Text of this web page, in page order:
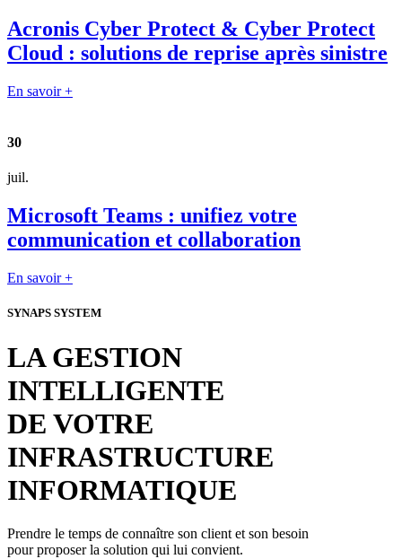
Acronis Cyber Protect & Cyber Protect
Cloud : solutions de reprise après sinistre
En savoir +
30
juil.
Microsoft Teams : unifiez votre
communication et collaboration
En savoir +
SYNAPS SYSTEM
LA GESTION
INTELLIGENTE
DE VOTRE
INFRASTRUCTURE
INFORMATIQUE
Prendre le temps de connaître son client et son besoin
pour proposer la solution qui lui convient.